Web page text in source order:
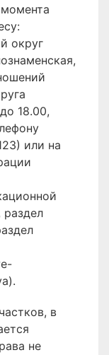
округ
18.00,
или на
раздел
в
не